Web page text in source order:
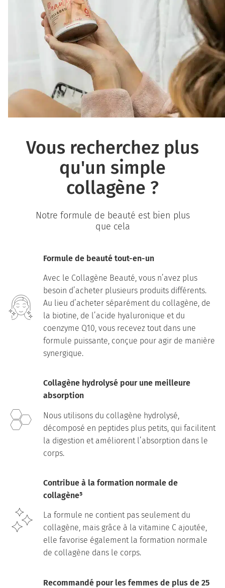
Vous recherchez plus
qu'un simple
collagène ?
Notre formule de beauté est bien plus
que cela
Formule de beauté tout-en-un
Avec le Collagène Beauté, vous n’avez plus
besoin d’acheter plusieurs produits différents.
Au lieu d’acheter séparément du collagène, de
la biotine, de l’acide hyaluronique et du
coenzyme Q10, vous recevez tout dans une
formule puissante, conçue pour agir de manière
synergique.
Collagène hydrolysé pour une meilleure
absorption
Nous utilisons du collagène hydrolysé,
décomposé en peptides plus petits, qui facilitent
la digestion et améliorent l’absorption dans le
corps.
Contribue à la formation normale de
collagène⁵
La formule ne contient pas seulement du
collagène, mais grâce à la vitamine C ajoutée,
elle favorise également la formation normale
de collagène dans le corps.
Recommandé pour les femmes de plus de 25